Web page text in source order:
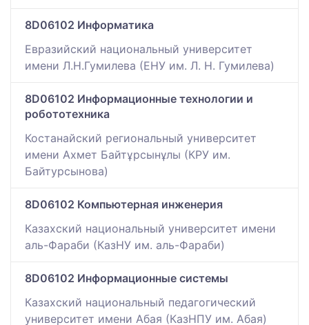
8D06102 Информатика
Евразийский национальный университет
имени Л.Н.Гумилева (ЕНУ им. Л. Н. Гумилева)
8D06102 Информационные технологии и
робототехника
Костанайский региональный университет
имени Ахмет Байтұрсынұлы (КРУ им.
Байтурсынова)
8D06102 Компьютерная инженерия
Казахский национальный университет имени
аль-Фараби (КазНУ им. аль-Фараби)
8D06102 Информационные системы
Казахский национальный педагогический
университет имени Абая (КазНПУ им. Абая)